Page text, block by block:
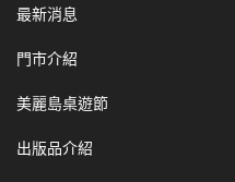
最新消息
門市介紹
美麗島桌遊節
出版品介紹